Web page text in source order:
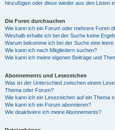
hinzufügen oder diese wieder aus den Listen
Die Foren durchsuchen
Wie kann ich ein Forum oder mehrere Foren
Weshalb erhalte ich bei der Suche keine
Warum bekomme ich bei der Suche eine leere
Wie kann ich nach Mitgliedern suchen?
Wie kann ich meine eigenen Beiträge und
Abonnements und Lesezeichen
Was ist der Unterschied zwischen einem
Thema oder Forum?
Wie kann ich ein Lesezeichen auf ein Thema
Wie kann ich ein Forum abonnieren?
Wie deaktiviere ich meine Abonnements?